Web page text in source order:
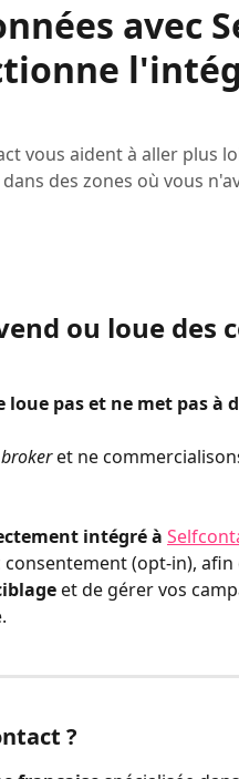
avec
vous aident à aller plus
des zones où vous
ou loue des
loue pas et ne met pas à
et ne
intégré à
(opt-in), afin
et de gérer vos
?